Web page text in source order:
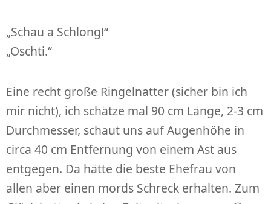
„Schau a Schlong!“
„Oschti.“
Eine recht große Ringelnatter (sicher bin ich
mir nicht), ich schätze mal 90 cm Länge, 2-3 cm
Durchmesser, schaut uns auf Augenhöhe in
circa 40 cm Entfernung von einem Ast aus
entgegen. Da hätte die beste Ehefrau von
allen aber einen mords Schreck erhalten. Zum